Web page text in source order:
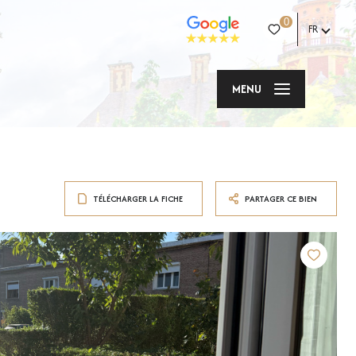
0 FR
MENU
TÉLÉCHARGER LA FICHE PARTAGER CE BIEN